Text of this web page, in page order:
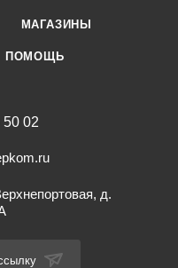
МАГАЗИНЫ
ПОМОЩЬ
50 02
д.